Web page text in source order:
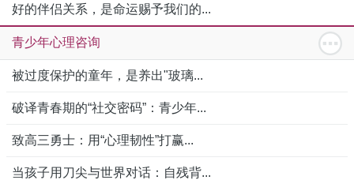
好的伴侣关系，是命运赐予我们的...
青少年心理咨询
被过度保护的童年，是养出"玻璃...
破译青春期的“社交密码”：青少年...
致高三勇士：用“心理韧性”打赢...
当孩子用刀尖与世界对话：自残背...